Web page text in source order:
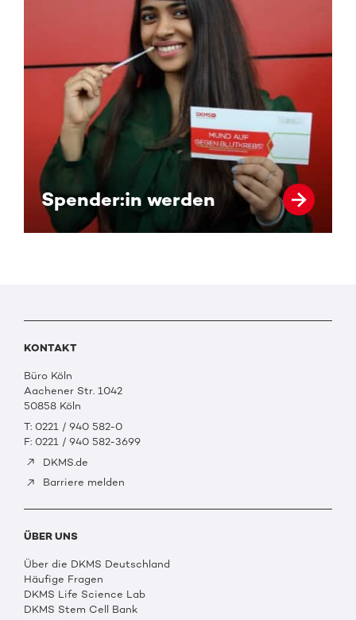
Spender:in werden
KONTAKT
Büro Köln
Aachener Str. 1042
50858 Köln
T: 0221 / 940 582-0
F: 0221 / 940 582-3699
DKMS.de
Barriere melden
ÜBER UNS
Über die DKMS Deutschland
Häufige Fragen
DKMS Life Science Lab
DKMS Stem Cell Bank